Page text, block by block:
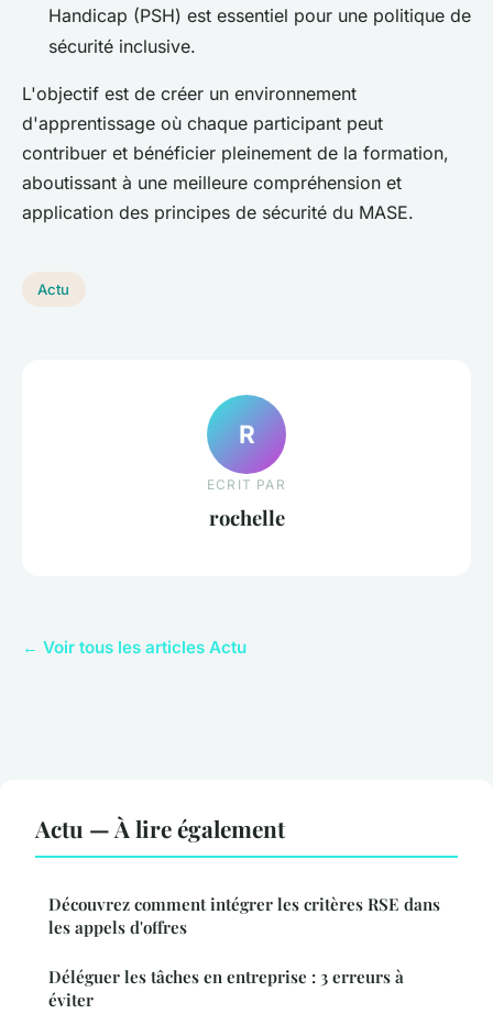
Handicap (PSH) est essentiel pour une politique de
sécurité inclusive.
L'objectif est de créer un environnement
d'apprentissage où chaque participant peut
contribuer et bénéficier pleinement de la formation,
aboutissant à une meilleure compréhension et
application des principes de sécurité du MASE.
Actu
R
ECRIT PAR
rochelle
← Voir tous les articles Actu
Actu — À lire également
Découvrez comment intégrer les critères RSE dans
les appels d'offres
Déléguer les tâches en entreprise : 3 erreurs à
éviter